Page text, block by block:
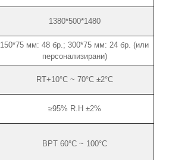
1380*500*1480
150*75 мм: 48 бр.; 300*75 мм: 24 бр. (или
персонализирани)
RT+10°C ~ 70°C ±2°C
≥95% R.H ±2%
BPT 60°C ~ 100°C